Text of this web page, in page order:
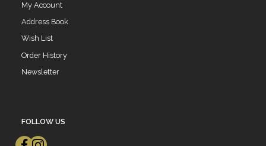
My Account
Address Book
Wish List
Order History
Newsletter
FOLLOW US